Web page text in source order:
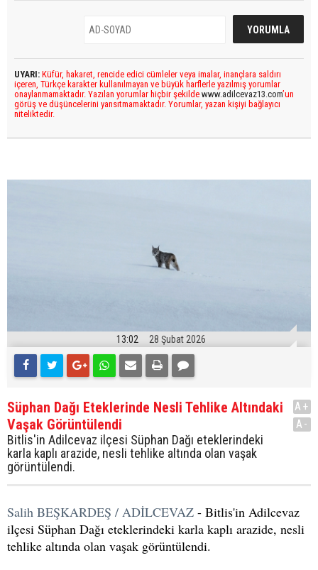
UYARI: Küfür, hakaret, rencide edici cümleler veya imalar, inançlara saldırı
içeren, Türkçe karakter kullanılmayan ve büyük harflerle yazılmış yorumlar
onaylanmamaktadır. Yazılan yorumlar hiçbir şekilde www.adilcevaz13.com’un
görüş ve düşüncelerini yansıtmamaktadır. Yorumlar, yazan kişiyi bağlayıcı
niteliktedir.
13:02 28 Şubat 2026
Süphan Dağı Eteklerinde Nesli Tehlike Altındaki
Vaşak Görüntülendi
Bitlis'in Adilcevaz ilçesi Süphan Dağı eteklerindeki
karla kaplı arazide, nesli tehlike altında olan vaşak
görüntülendi.
A+
A-
Salih BEŞKARDEŞ / ADİLCEVAZ - Bitlis'in Adilcevaz
ilçesi Süphan Dağı eteklerindeki karla kaplı arazide, nesli
tehlike altında olan vaşak görüntülendi.